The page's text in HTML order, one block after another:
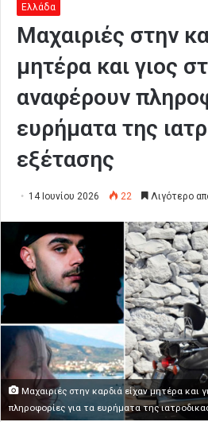
Ελλάδα
Μαχαιριές στην
μητέρα και γιος
αναφέρουν
ευρήματα της
εξέτασης
14 Ιουνίου 2026 22 Λιγότερο
Μαχαιριές στην καρδιά είχαν μητέρα και
πληροφορίες για τα ευρήματα της